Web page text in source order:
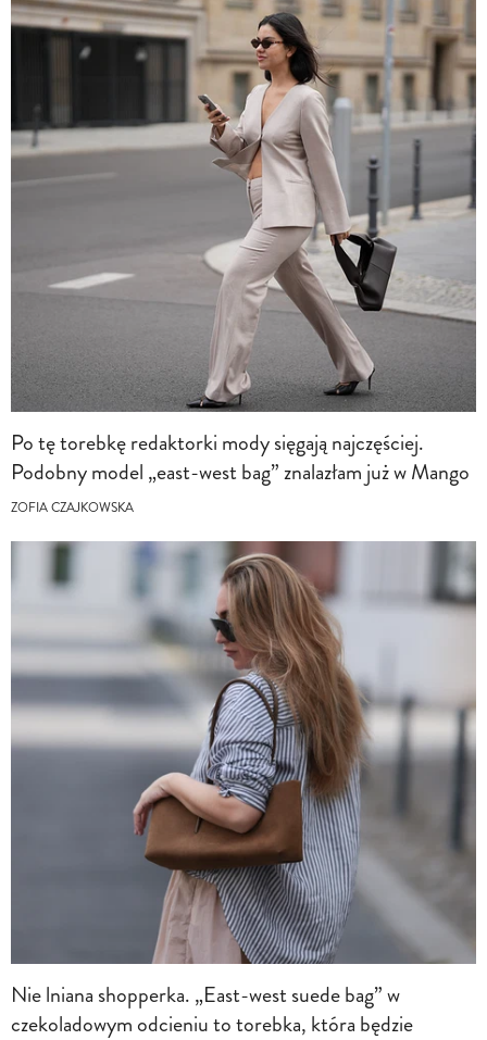
Po tę torebkę redaktorki mody sięgają najczęściej.
Podobny model „east-west bag” znalazłam już w Mango
ZOFIA CZAJKOWSKA
Nie lniana shopperka. „East-west suede bag” w
czekoladowym odcieniu to torebka, która będzie